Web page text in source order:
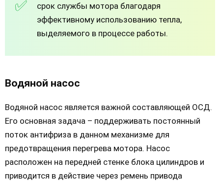
срок службы мотора благодаря
эффективному использованию тепла,
выделяемого в процессе работы.
Водяной насос
Водяной насос является важной составляющей ОСД.
Его основная задача – поддерживать постоянный
поток антифриза в данном механизме для
предотвращения перегрева мотора. Насос
расположен на передней стенке блока цилиндров и
приводится в действие через ремень привода